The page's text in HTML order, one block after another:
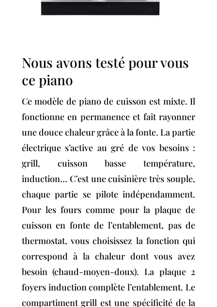
Nous avons testé pour vous
ce piano
Ce modèle de piano de cuisson est mixte. Il
fonctionne en permanence et fait rayonner
une douce chaleur grâce à la fonte. La partie
électrique s’active au gré de vos besoins :
grill, cuisson basse température,
induction… C’est une cuisinière très souple,
chaque partie se pilote indépendamment.
Pour les fours comme pour la plaque de
cuisson en fonte de l’entablement, pas de
thermostat, vous choisissez la fonction qui
correspond à la chaleur dont vous avez
besoin (chaud-moyen-doux). La plaque 2
foyers induction complète l’entablement. Le
compartiment grill est une spécificité de la